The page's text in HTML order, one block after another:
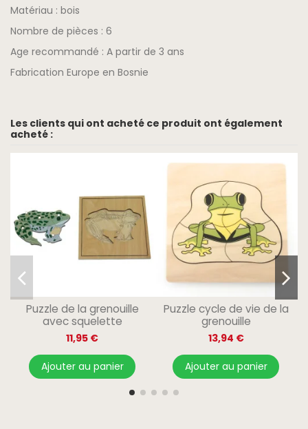
Matériau : bois
Nombre de pièces : 6
Age recommandé : A partir de 3 ans
Fabrication Europe en Bosnie
Les clients qui ont acheté ce produit ont également
acheté :
Puzzle de la grenouille
avec squelette
11,95 €
Ajouter au panier
Puzzle cycle de vie de la
grenouille
13,94 €
Ajouter au panier